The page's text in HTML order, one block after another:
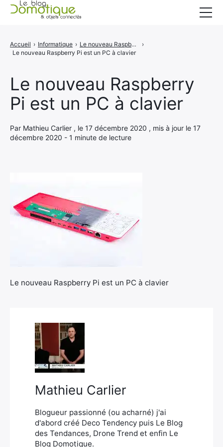
Le nouveau Raspberry
Pi est un PC à clavier
Par Mathieu Carlier , le 17 décembre 2020 , mis à jour le 17
décembre 2020 - 1 minute de lecture
Accueil › Informatique › Le nouveau Raspberry Pi est un PC à clavier
›
Le nouveau Raspberry Pi est un PC à clavier
Le nouveau Raspberry Pi est un PC à clavier
Mathieu Carlier
Blogueur passionné (ou acharné) j'ai
d'abord créé Deco Tendency puis Le Blog
des Tendances, Drone Trend et enfin Le
Blog Domotique.
Catégories
A propos
CONTACT
Rechercher
: